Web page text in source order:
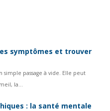
symptômes et trouver
simple passage à vide. Elle peut
la...
: la santé mentale